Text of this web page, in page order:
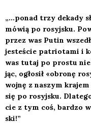
„…ponad trzy deka­dy
mówią po rosyj­sku.
przez was Putin
jeste­ście patrio­ta­mi i
was tutaj po pro­stu
jąc, ogło­sił «obro­nę
woj­nę z naszym
się po rosyj­sku.
cie z tym coś, bar­dzo
ski!”